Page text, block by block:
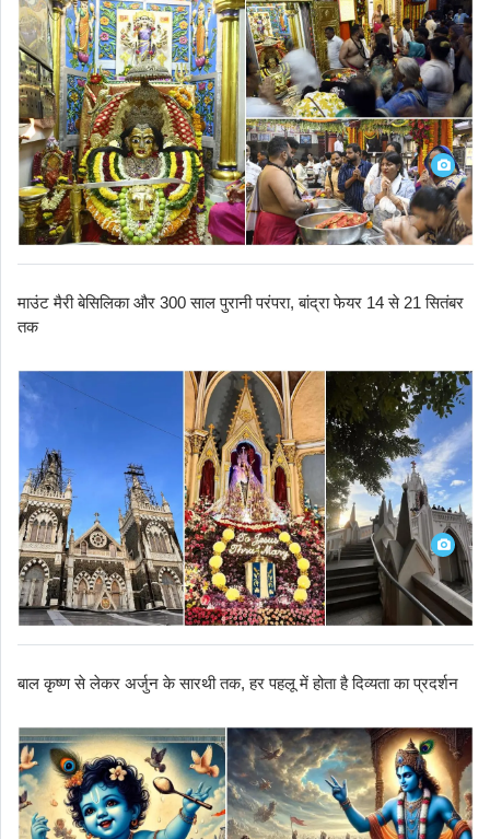
माउंट मैरी बेसिलिका और 300 साल पुरानी परंपरा, बांद्रा फेयर 14 से 21 सितंबर
तक
बाल कृष्ण से लेकर अर्जुन के सारथी तक, हर पहलू में होता है दिव्यता का प्रदर्शन